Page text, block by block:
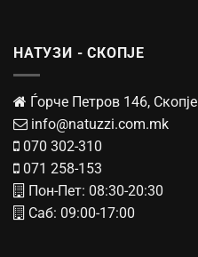
НАТУЗИ - СКОПЈЕ
Ѓорче Петров 146, Скопје
info@natuzzi.com.mk
070 302-310
071 258-153
Пон-Пет: 08:30-20:30
Саб: 09:00-17:00